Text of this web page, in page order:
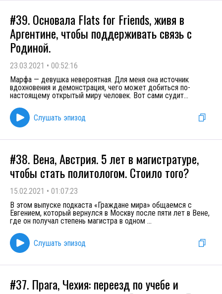
#39. Основала Flats for Friends, живя в
Аргентине, чтобы поддерживать связь с
Родиной.
23.03.2021 • 00:52:16
Марфа — девушка невероятная. Для меня она источник
вдохновения и демонстрация, чего может добиться по-
настоящему открытый миру человек. Вот сами судит...
Слушать эпизод
#38. Вена, Австрия. 5 лет в магистратуре,
чтобы стать политологом. Стоило того?
15.02.2021 • 01:07:23
В этом выпуске подкаста «Граждане мира» общаемся с
Евгением, который вернулся в Москву после пяти лет в Вене,
где он получал степень магистра в одном ...
Слушать эпизод
#37. Прага, Чехия: переезд по учебе и